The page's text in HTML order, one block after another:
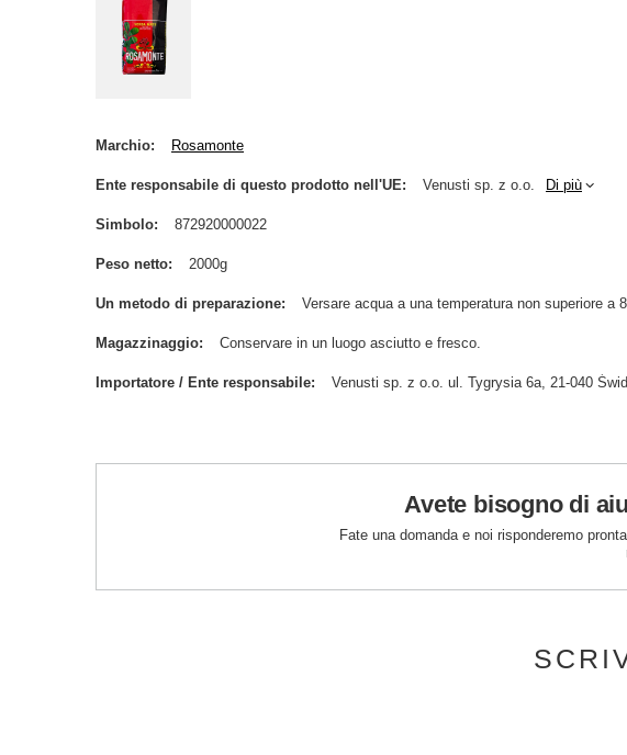
Marchio Rosamonte
Ente responsabile di questo prodotto nell'UE Venusti sp. z o.o. Di più
Simbolo 872920000022
Peso netto 2000g
Un metodo di preparazione Versare acqua a una temperatura non superiore a
Magazzinaggio Conservare in un luogo asciutto e fresco.
Importatore / Ente responsabile Venusti sp. z o.o. ul. Tygrysia 6a, 21-040
Avete bisogno di
Fate una domanda e noi risponderemo